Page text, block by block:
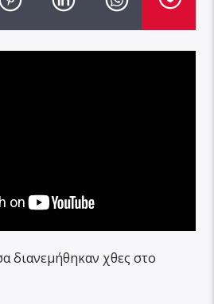
διανεμήθηκαν χθες στο